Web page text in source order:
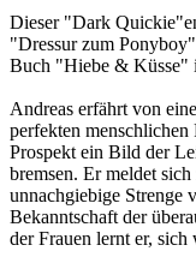
Dieser "Dark
"Dressur zum
Buch "Hiebe & Küsse"
Andreas erfährt von
perfekten menschlichen
Prospekt ein Bild der
bremsen. Er meldet
unnachgiebige Strenge
Bekanntschaft der
der Frauen lernt er,